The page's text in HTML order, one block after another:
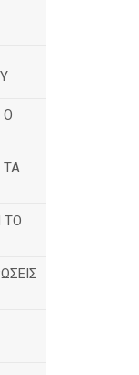
Ο
ΤΑ
ΤΟ